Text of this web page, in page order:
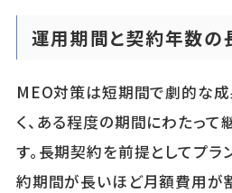
運用期間と契約年数の
MEO対策は短期間で劇的な
く、ある程度の期間にわたって
す。長期契約を前提としてプラ
約期間が長いほど月額費用が